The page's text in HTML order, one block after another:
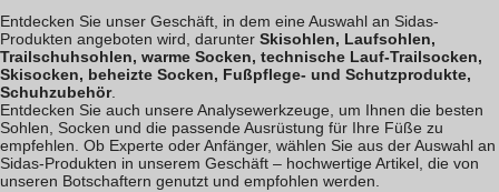
Entdecken Sie unser Geschäft, in dem eine Auswahl an Sidas-
Produkten angeboten wird, darunter Skisohlen, Laufsohlen,
Trailschuhsohlen, warme Socken, technische Lauf-Trailsocken,
Skisocken, beheizte Socken, Fußpflege- und Schutzprodukte,
Schuhzubehör.
Entdecken Sie auch unsere Analysewerkzeuge, um Ihnen die besten
Sohlen, Socken und die passende Ausrüstung für Ihre Füße zu
empfehlen. Ob Experte oder Anfänger, wählen Sie aus der Auswahl an
Sidas-Produkten in unserem Geschäft – hochwertige Artikel, die von
unseren Botschaftern genutzt und empfohlen werden.